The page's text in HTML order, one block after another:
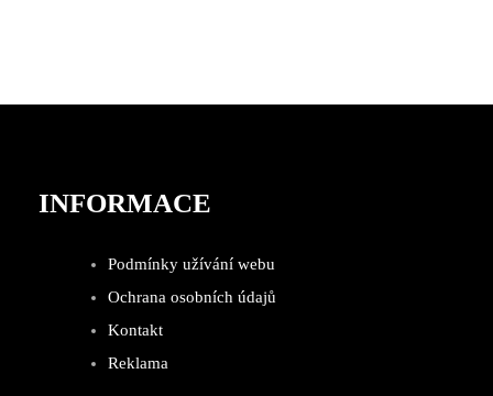
INFORMACE
Podmínky užívání webu
Ochrana osobních údajů
Kontakt
Reklama